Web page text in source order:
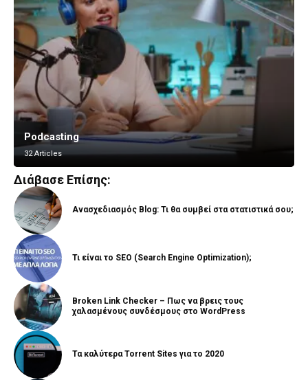
Podcasting
32 Articles
Vlogging
8 Articles
Διάβασε Επίσης:
Ανασχεδιασμός Blog: Τι θα συμβεί στα στατιστικά σου;
Τι είναι το SEO (Search Engine Optimization);
Broken Link Checker – Πως να βρεις τους
χαλασμένους συνδέσμους στο WordPress
Τα καλύτερα Torrent Sites για το 2020